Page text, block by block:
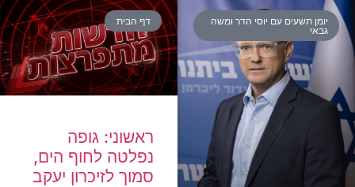
יומן תשעים עם יוסי הדר ומשה
גבאי
דף הבית
ראשוני: גופה
נפלטה לחוף הים,
סמוך לזיכרון יעקב